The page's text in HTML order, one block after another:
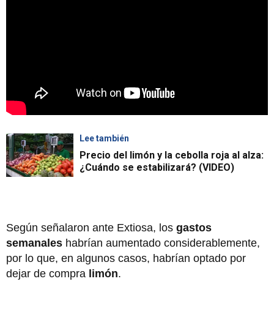
Lee también
Precio del limón y la cebolla roja al alza:
¿Cuándo se estabilizará? (VIDEO)
Según señalaron ante Extiosa, los gastos
semanales habrían aumentado considerablemente,
por lo que, en algunos casos, habrían optado por
dejar de compra limón.